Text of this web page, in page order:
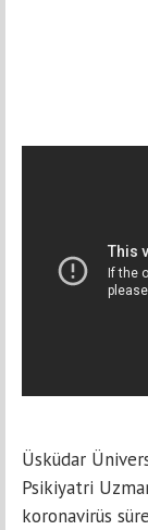
Üsküdar
Psikiyatri
koronavirüs